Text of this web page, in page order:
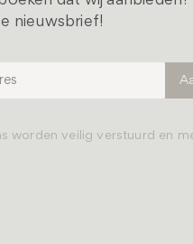
nieuwsbrief!
worden veilig verstuurd en